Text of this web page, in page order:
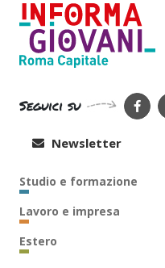
Seguici su
Newsletter
Studio e formazione
Lavoro e impresa
Estero